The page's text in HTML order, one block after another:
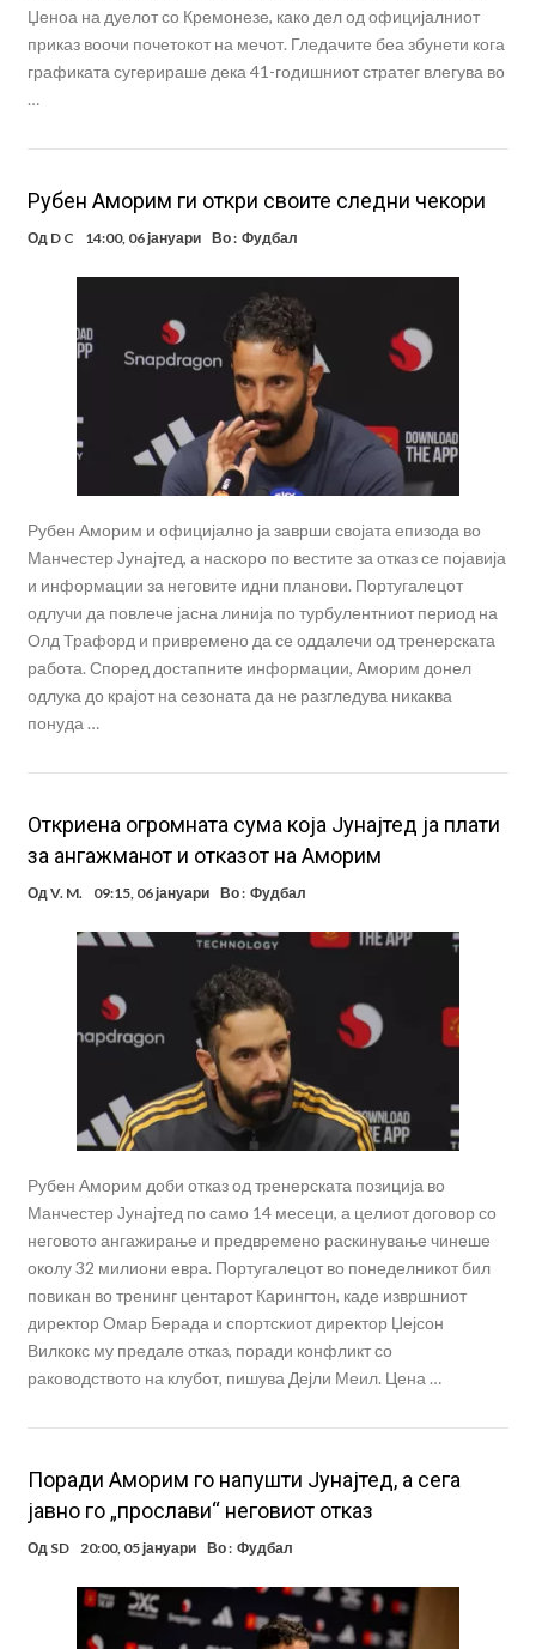
Џеноа на дуелот со Кремонезе, како дел од официјалниот
приказ воочи почетокот на мечот. Гледачите беа збунети кога
графиката сугерираше дека 41-годишниот стратег влегува во
…
Рубен Аморим ги откри своите следни чекори
Од D C 14:00, 06 јануари Во : Фудбал
Рубен Аморим и официјално ја заврши својата епизода во
Манчестер Јунајтед, а наскоро по вестите за отказ се појавија
и информации за неговите идни планови. Португалецот
одлучи да повлече јасна линија по турбулентниот период на
Олд Трафорд и привремено да се оддалечи од тренерската
работа. Според достапните информации, Аморим донел
одлука до крајот на сезоната да не разгледува никаква
понуда …
Откриена огромната сума која Јунајтед ја плати
за ангажманот и отказот на Аморим
ОдV. M. 09:15, 06 јануари Во : Фудбал
Рубен Аморим доби отказ од тренерската позиција во
Манчестер Јунајтед по само 14 месеци, а целиот договор со
неговото ангажирање и предвремено раскинување чинеше
околу 32 милиони евра. Португалецот во понеделникот бил
повикан во тренинг центарот Карингтон, каде извршниот
директор Омар Берада и спортскиот директор Џејсон
Вилкокс му предале отказ, поради конфликт со
раководството на клубот, пишува Дејли Меил. Цена …
Поради Аморим го напушти Јунајтед, а сега
јавно го „прослави“ неговиот отказ
Од SD 20:00, 05 јануари Во : Фудбал